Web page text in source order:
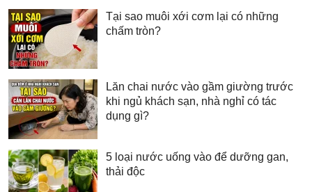
Tại sao muôi xới cơm lại có những
chấm tròn?
Lăn chai nước vào gầm giường trước
khi ngủ khách sạn, nhà nghỉ có tác
dụng gì?
5 loại nước uống vào để dưỡng gan,
thải độc